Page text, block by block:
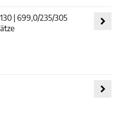
| 699,0/235/305